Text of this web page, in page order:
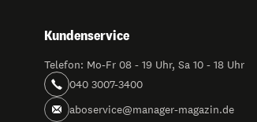
Kundenservice
Telefon: Mo-Fr 08 - 19 Uhr, Sa 10 - 18 Uhr
040 3007-3400
aboservice@manager-magazin.de